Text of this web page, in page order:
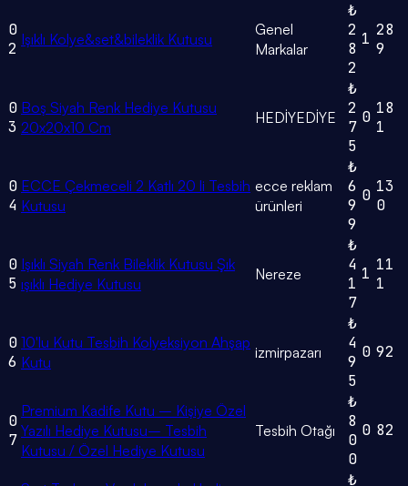
0
2 Işıklı Kolye&set&bileklik Kutusu
Genel
Markalar
₺
2
8
2
1 28
9
0
3
Boş Siyah Renk Hediye Kutusu
20x20x10 Cm
HEDİYEDİYE
₺
2
7
5
0 18
1
0
4
ECCE Çekmeceli 2 Katlı 20 li Tesbih
Kutusu
ecce reklam
ürünleri
₺
6
9
9
0 13
0
0
5
Işıklı Siyah Renk Bileklik Kutusu Şık
ışıklı Hediye Kutusu
Nereze
₺
4
1
7
1 11
1
0
6
10'lu Kutu Tesbih Kolyeksiyon Ahşap
Kutu
izmirpazarı
₺
4
9
5
0 92
0
7
Premium Kadife Kutu – Kişiye Özel
Yazılı Hediye Kutusu– Tesbih
Kutusu / Özel Hediye Kutusu
Tesbih Otağı
₺
8
0
0
0 82
₺